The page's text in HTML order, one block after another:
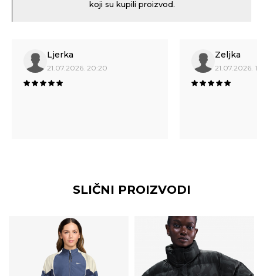
koji su kupili proizvod.
Ljerka
21.07.2026. 20:20
Zeljka
21.07.2026.
SLIČNI PROIZVODI